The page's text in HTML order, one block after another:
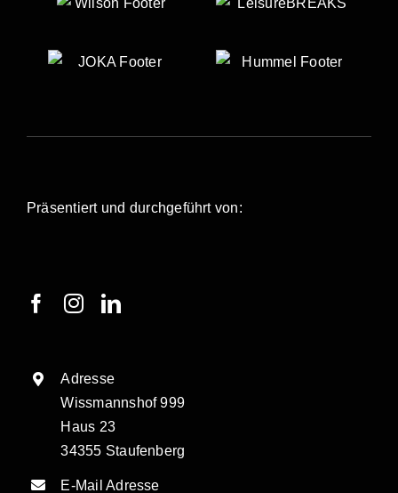
Präsentiert und durchgeführt von:
Adresse
Wissmannshof 999
Haus 23
34355 Staufenberg
E-Mail Adresse